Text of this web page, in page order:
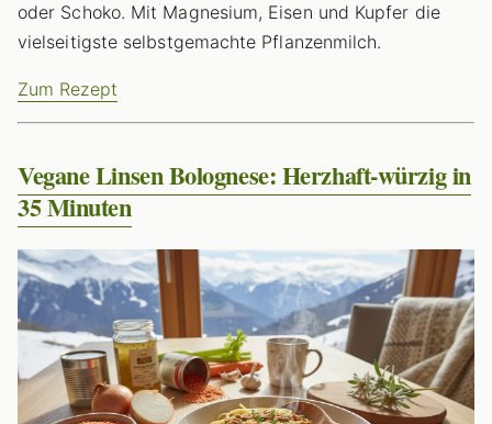
oder Schoko. Mit Magnesium, Eisen und Kupfer die
vielseitigste selbstgemachte Pflanzenmilch.
Zum Rezept
Vegane Linsen Bolognese: Herzhaft-würzig in
35 Minuten